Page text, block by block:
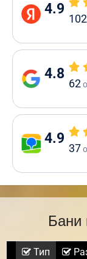
4.9
102
4.8
62
4.9
37
Бани
Тип